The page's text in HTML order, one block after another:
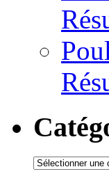
Catégories